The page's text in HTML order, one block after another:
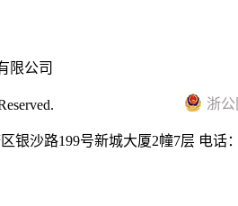
限公司
浙公
银沙路199号新城大厦2幢7层 电话